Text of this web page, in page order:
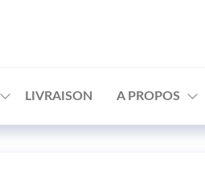
LIVRAISON A PROPOS